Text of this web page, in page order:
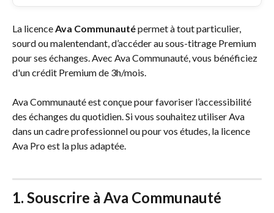
La licence Ava Communauté permet à tout particulier,
sourd ou malentendant, d’accéder au sous-titrage Premium
pour ses échanges. Avec Ava Communauté, vous bénéficiez
d'un crédit Premium de 3h/mois.
Ava Communauté est conçue pour favoriser l’accessibilité
des échanges du quotidien. Si vous souhaitez utiliser Ava
dans un cadre professionnel ou pour vos études, la licence
Ava Pro est la plus adaptée.
1. Souscrire à Ava Communauté